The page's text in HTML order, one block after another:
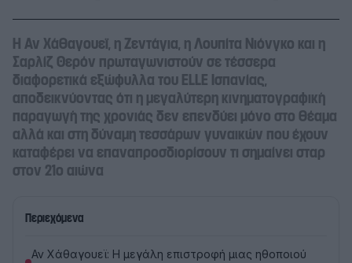
Η Αν Χάθαγουεϊ, η Ζεντάγια, η Λουπίτα Νιόνγκο και η
Σαρλίζ Θερόν πρωταγωνιστούν σε τέσσερα
διαφορετικά εξώφυλλα του ELLE Ισπανίας,
αποδεικνύοντας ότι η μεγαλύτερη κινηματογραφική
παραγωγή της χρονιάς δεν επενδύει μόνο στο θέαμα
αλλά και στη δύναμη τεσσάρων γυναικών που έχουν
καταφέρει να επαναπροσδιορίσουν τι σημαίνει σταρ
στον 21ο αιώνα
Περιεχόμενα
Αν Χάθαγουεϊ: Η μεγάλη επιστροφή μιας ηθοποιού